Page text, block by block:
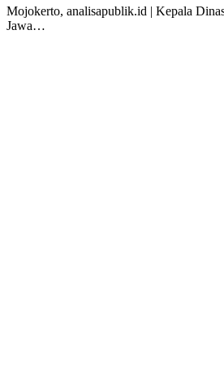
Mojokerto, analisapublik.id | Kepala
Jawa…